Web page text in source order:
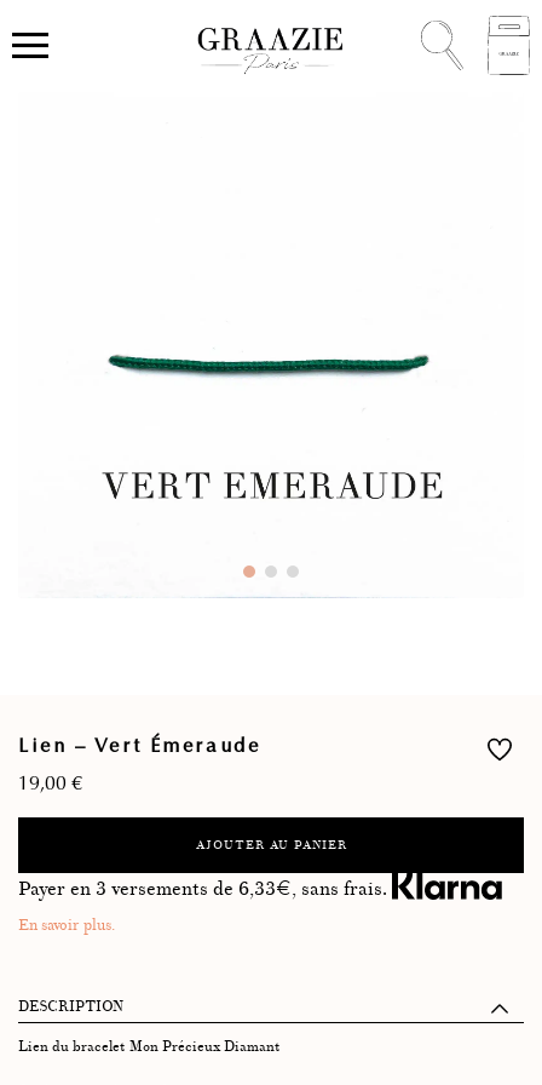
Lien – Vert Émeraude
19,00 €
AJOUTER AU PANIER
Payer en 3 versements de 6,33€, sans frais.
En savoir plus.
DESCRIPTION
Lien du bracelet Mon Précieux Diamant